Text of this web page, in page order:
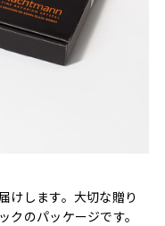
けします。大切な贈り
のパッケージです。